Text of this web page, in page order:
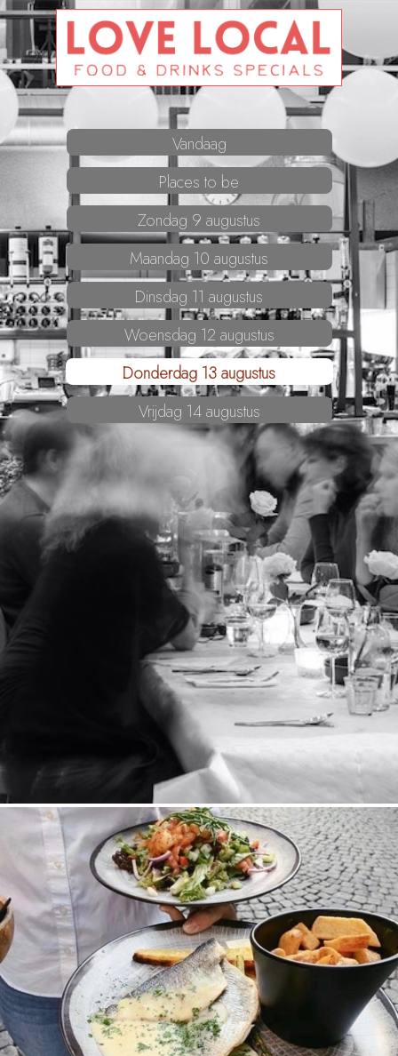
Vandaag
Places to be
Zondag 9 augustus
Maandag 10 augustus
Dinsdag 11 augustus
Woensdag 12 augustus
Donderdag 13 augustus
Vrijdag 14 augustus